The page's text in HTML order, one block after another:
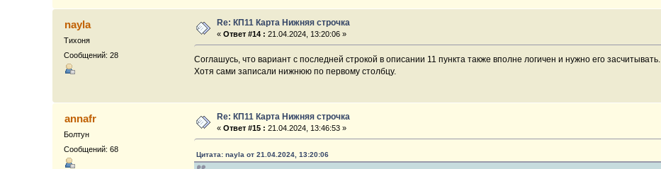
nayla
Тихоня
Сообщений: 28
Re: КП11 Карта Нижняя строчка
«Ответ #14 : 21.04.2024, 13:20:06 »
Соглашусь, что вариант с последней строкой в описании 11 пункта также вполне логичен и нужно его засчитывать.
Хотя сами записали нижнюю по первому столбцу.
annafr
Болтун
Сообщений: 68
Re: КП11 Карта Нижняя строчка
«Ответ #15 : 21.04.2024, 13:46:53 »
Цитата: nayla от 21.04.2024, 13:20:06